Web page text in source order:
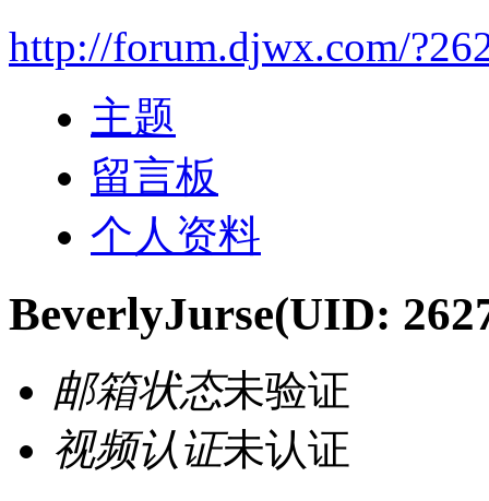
http://forum.djwx.com/
主题
留言板
个人资料
BeverlyJurse(UID:
邮箱状态未验证
视频认证未认证